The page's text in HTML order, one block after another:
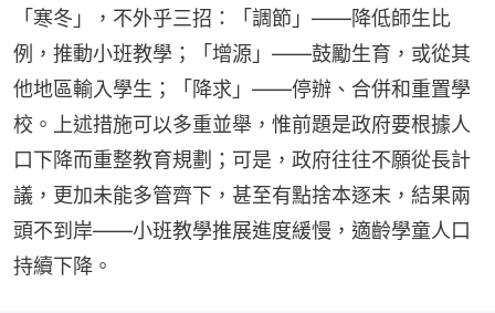
「寒冬」，不外乎三招：「調節」——降低師生比
例，推動小班教學；「增源」——鼓勵生育，或從其
他地區輸入學生；「降求」——停辦、合併和重置學
校。上述措施可以多重並舉，惟前題是政府要根據人
口下降而重整教育規劃；可是，政府往往不願從長計
議，更加未能多管齊下，甚至有點捨本逐末，結果兩
頭不到岸——小班教學推展進度緩慢，適齡學童人口
持續下降。